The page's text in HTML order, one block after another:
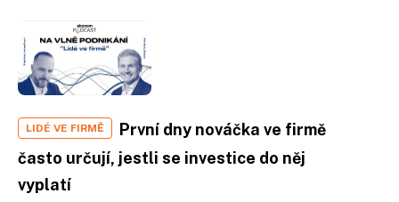
LIDÉ VE FIRMĚ
První dny nováčka ve firmě
často určují, jestli se investice do něj
vyplatí